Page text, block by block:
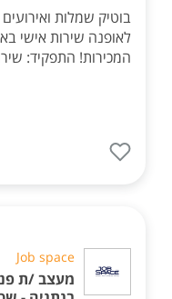
בוטיק שמלות
לאופנה שירות אישי
המכירות! התפקיד:
Job space
מעצב /ת